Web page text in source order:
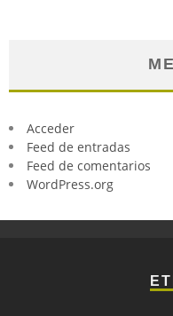
Acceder
Feed de entradas
Feed de comentarios
WordPress.org